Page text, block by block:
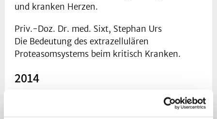
und kranken Herzen.
Priv.-Doz. Dr. med. Sixt, Stephan Urs
Die Bedeutung des extrazellulären
Proteasomsystems beim kritisch Kranken.
2014
Priv.-Doz. Dr.med. Hermanns, Henning